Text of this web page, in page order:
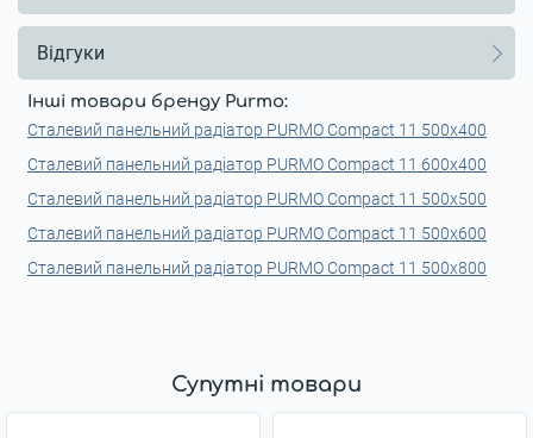
Відгуки
Інші товари бренду Purmo:
Сталевий панельний радіатор PURMO Compact 11 500x400
Сталевий панельний радіатор PURMO Compact 11 600x400
Сталевий панельний радіатор PURMO Compact 11 500x500
Сталевий панельний радіатор PURMO Compact 11 500x600
Сталевий панельний радіатор PURMO Compact 11 500x800
Супутні товари